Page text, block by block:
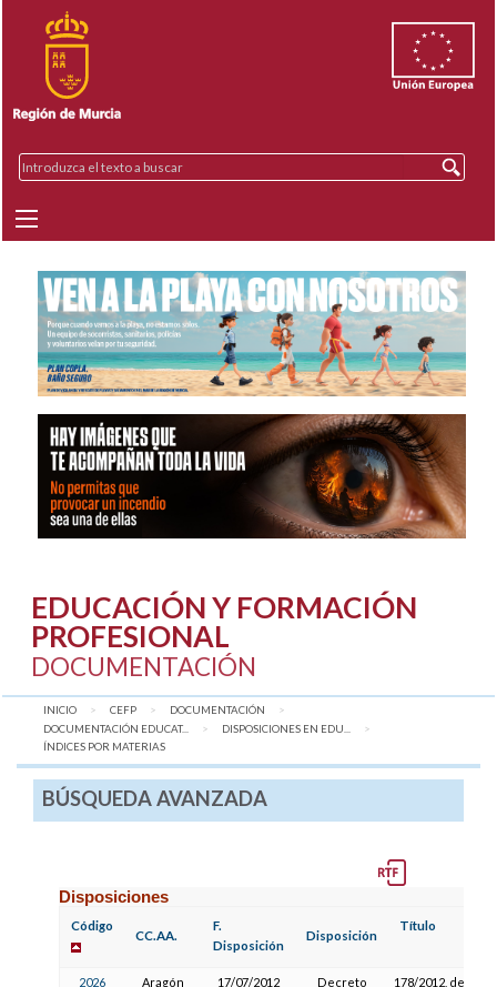
EDUCACIÓN Y FORMACIÓN
PROFESIONAL
DOCUMENTACIÓN
INICIO CEFP
DOCUMENTACIÓN
DOCUMENTACIÓN EDUCAT...
DISPOSICIONES EN EDU...
AQUÍ:
ÍNDICES POR MATERIAS
BÚSQUEDA AVANZADA
Disposiciones
Código
CC.AA.
F.
Disposición
Disposición
Título
2026 Aragón 17/07/2012 Decreto
178/2012, del